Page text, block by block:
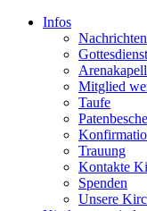
Infos
Nachrichten
Mitglied
Taufe
Trauung
Kontakte
Spenden
Unsere